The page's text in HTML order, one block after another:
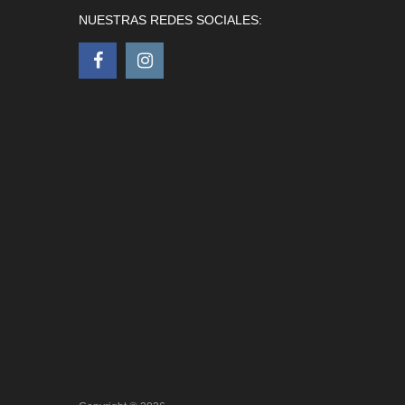
NUESTRAS REDES SOCIALES: